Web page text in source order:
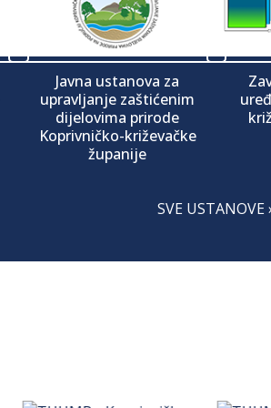
Javna ustanova za
upravljanje zaštićenim
dijelovima prirode
Koprivničko-križevačke
županije
SVE USTANOVE